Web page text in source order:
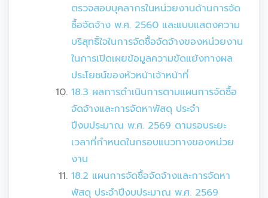
ตรวจสอบบุคลากรในหน่วยงานด้านการจัด
ซื้อจัดจ้าง พ.ศ. 2560 และแบบแสดงความ
บริสุทธิ์ใจในการจัดซื้อจัดจ้างของหน่วยงาน
ในการเปิดเผยข้อมูลความขัดแย้งทางผล
ประโยชน์ของหัวหน้าเจ้าหน้าที่
18.3 ผลการดำเนินการตามแผนการจัดซื้อ
จัดจ้างและการจัดหาพัสดุ ประจำ
ปีงบประมาณ พ.ศ. 2569 ตามรอบระยะ
เวลาที่กำหนดในกรอบแนวทางของหน่วย
งาน
18.2 แผนการจัดซื้อจัดจ้างและการจัดหา
พัสดุ ประจำปีงบประมาณ พ.ศ. 2569